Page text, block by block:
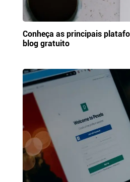
Conheça as principais
blog gratuito